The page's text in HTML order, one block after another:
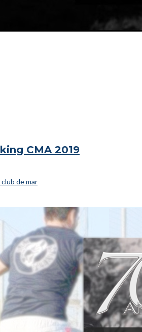
CMA 2019
de mar